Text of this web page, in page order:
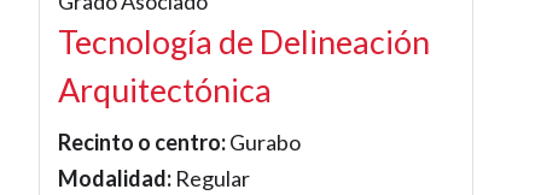
Tecnología de Delineación
Arquitectónica
Recinto o centro:Gurabo
Modalidad: Regular